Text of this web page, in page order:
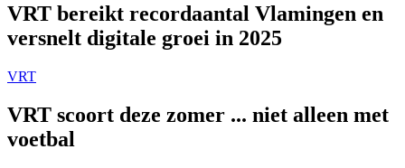
VRT bereikt recordaantal Vlamingen en
versnelt digitale groei in 2025
VRT
VRT scoort deze zomer ... niet alleen met
voetbal